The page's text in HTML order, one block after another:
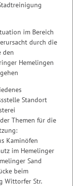
im Bereich
durch die
den
Hemelingen
Standort
Themen für die
Kaminöfen
im Hemelinger
Sand
beim
Wittorfer Str.